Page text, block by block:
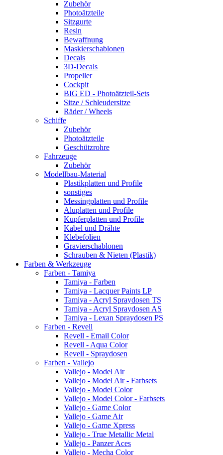
Zubehör
Photoätzteile
Sitzgurte
Resin
Bewaffnung
Maskierschablonen
Decals
3D-Decals
Propeller
Cockpit
BIG ED - Photoätzteil-Sets
Sitze / Schleudersitze
Räder / Wheels
Schiffe
Zubehör
Photoätzteile
Geschützrohre
Fahrzeuge
Zubehör
Modellbau-Material
Plastikplatten und Profile
sonstiges
Messingplatten und Profile
Aluplatten und Profile
Kupferplatten und Profile
Kabel und Drähte
Klebefolien
Gravierschablonen
Schrauben & Nieten (Plastik)
Farben & Werkzeuge
Farben - Tamiya
Tamiya - Farben
Tamiya - Lacquer Paints LP
Tamiya - Acryl Spraydosen TS
Tamiya - Acryl Spraydosen AS
Tamiya - Lexan Spraydosen PS
Farben - Revell
Revell - Email Color
Revell - Aqua Color
Revell - Spraydosen
Farben - Vallejo
Vallejo - Model Air
Vallejo - Model Air - Farbsets
Vallejo - Model Color
Vallejo - Model Color - Farbsets
Vallejo - Game Color
Vallejo - Game Air
Vallejo - Game Xpress
Vallejo - True Metallic Metal
Vallejo - Panzer Aces
Vallejo - Mecha Color